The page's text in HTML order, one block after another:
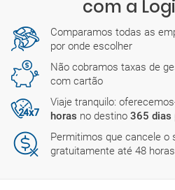
com a
Comparamos todas as
por onde escolher
Não cobramos taxas de
com cartão
Viaje tranquilo:
horas no destino 365 dias
Permitimos que cancele o
gratuitamente até 48